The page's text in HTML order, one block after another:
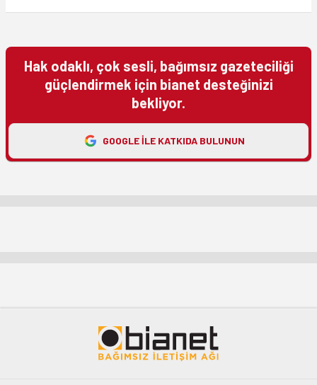
Hak odaklı, çok sesli, bağımsız gazeteciliği
güçlendirmek için bianet desteğinizi
bekliyor.
GOOGLE ILE KATKIDA BULUNUN